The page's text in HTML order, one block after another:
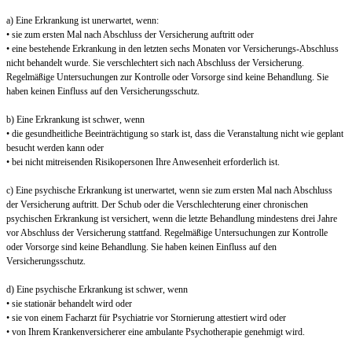
a) Eine Erkrankung ist unerwartet, wenn:
• sie zum ersten Mal nach Abschluss der Versicherung auftritt oder
• eine bestehende Erkrankung in den letzten sechs Monaten vor Versicherungs-Abschluss
nicht behandelt wurde. Sie verschlechtert sich nach Abschluss der Versicherung.
Regelmäßige Untersuchungen zur Kontrolle oder Vorsorge sind keine Behandlung. Sie
haben keinen Einfluss auf den Versicherungsschutz.
b) Eine Erkrankung ist schwer, wenn
• die gesundheitliche Beeinträchtigung so stark ist, dass die Veranstaltung nicht wie geplant
besucht werden kann oder
• bei nicht mitreisenden Risikopersonen Ihre Anwesenheit erforderlich ist.
c) Eine psychische Erkrankung ist unerwartet, wenn sie zum ersten Mal nach Abschluss
der Versicherung auftritt. Der Schub oder die Verschlechterung einer chronischen
psychischen Erkrankung ist versichert, wenn die letzte Behandlung mindestens drei Jahre
vor Abschluss der Versicherung stattfand. Regelmäßige Untersuchungen zur Kontrolle
oder Vorsorge sind keine Behandlung. Sie haben keinen Einfluss auf den
Versicherungsschutz.
d) Eine psychische Erkrankung ist schwer, wenn
• sie stationär behandelt wird oder
• sie von einem Facharzt für Psychiatrie vor Stornierung attestiert wird oder
• von Ihrem Krankenversicherer eine ambulante Psychotherapie genehmigt wird.